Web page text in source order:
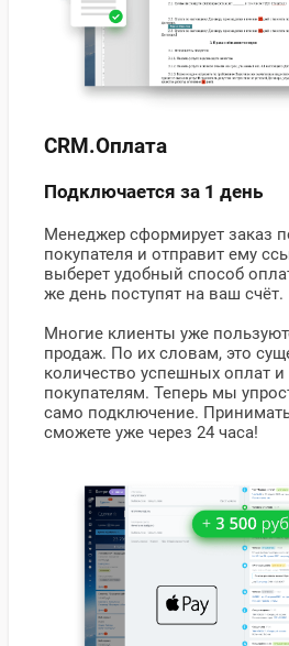
CRM.Оплата
Подключается за 1 день
Менеджер сформирует заказ
покупателя и отправит ему
выберет удобный способ
же день поступят на ваш счёт.
Многие клиенты уже
продаж. По их словам, это
количество успешных оплат и
покупателям. Теперь мы
само подключение.
сможете уже через 24 часа!